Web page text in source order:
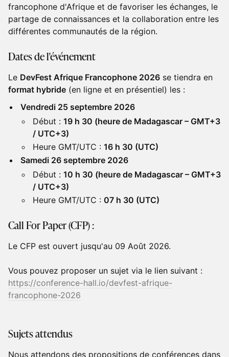
francophone d'Afrique et de favoriser les échanges, le
partage de connaissances et la collaboration entre les
différentes communautés de la région.
​Dates de l'événement
Le DevFest Afrique Francophone 2026 se tiendra en
format hybride (en ligne et en présentiel) les :
Vendredi 25 septembre 2026
Début : 19 h 30 (heure de Madagascar – GMT+3
/ UTC+3)
Heure GMT/UTC : 16 h 30 (UTC)
Samedi 26 septembre 2026
Début : 10 h 30 (heure de Madagascar – GMT+3
/ UTC+3)
Heure GMT/UTC : 07 h 30 (UTC)
​Call For Paper (CFP) :
Le CFP est ouvert jusqu'au 09 Août 2026.
Vous pouvez proposer un sujet via le lien suivant :
https://conference-hall.io/devfest-afrique-
francophone-2026
Sujets attendus
Nous attendons des propositions de conférences dans